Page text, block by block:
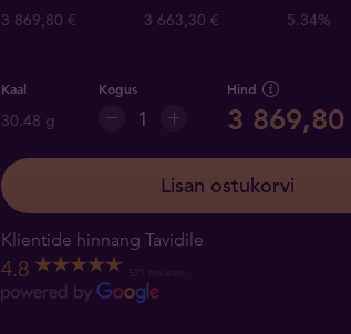
3 869,80 € 3 663,30 € 5.34%
Kaal
30.48 g
Kogus Hind
3
Lisan ostukorvi
Klientide hinnang Tavidile
4.8